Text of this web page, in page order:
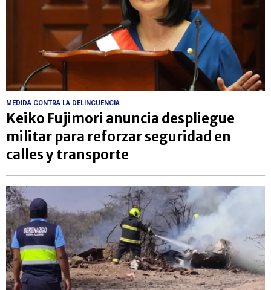
MEDIDA CONTRA LA DELINCUENCIA
Keiko Fujimori anuncia despliegue
militar para reforzar seguridad en
calles y transporte